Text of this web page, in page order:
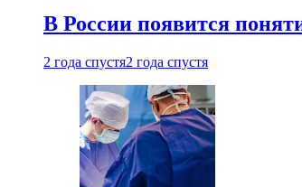
В России появится
2 года спустя2 года спустя